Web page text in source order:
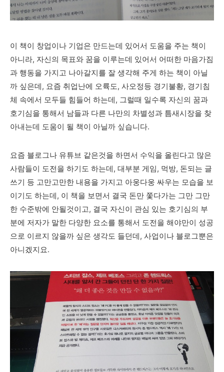
이 책이 창업이나 기업은 만드는데 있어서 도움을 주는 책이
아니라, 자신의 목표와 꿈을 이루는데 있어서 어떠한 마음가짐
과 행동을 가지고 나아갈지를 잘 생각해 주게 하는 책이 아닐
까 싶은데, 요즘 취업난에 오륙도, 사오정등 경기불황, 경기침
체 속에서 모두들 힘들어 하는데, 그럴때 일수록 자신의 꿈과
호기심을 통해서 남들과 다른 나만의 차별성과 틈새시장을 찾
아내는데 도움이 될 책이 아닐까 싶습니다.
요즘 블로그나 유튜브 같은것을 하면서 수익을 올린다고 많은
사람들이 도전을 하기도 하는데, 대부분 게임, 먹방, 돈되는 글
쓰기 등 고만고만한 내용을 가지고 아웅다웅 싸우는 모습을 보
이기도 하는데, 이 책을 보면서 결국 돈만 쫓다가는 그만 그만
한 수준밖에 안될것이고, 결국 자신이 관심 있는 호기심의 부
분에 저자가 말한 다양한 요소를 통해서 도전을 해야만이 성공
으로 이르지 않을까 싶은 생각도 들던데, 사업이나 블로그뿐은
아니겠지요.